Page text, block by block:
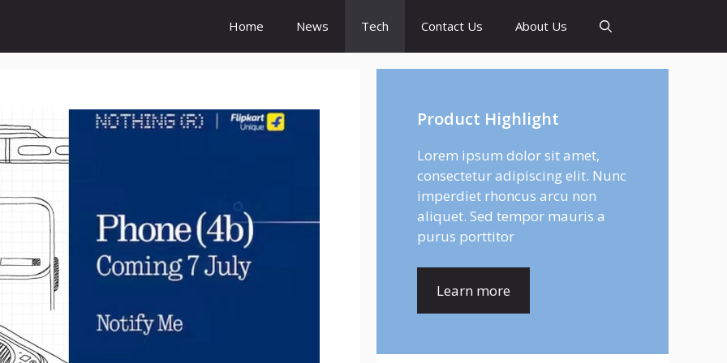
Home News Tech Contact Us About Us
Product Highlight
Lorem ipsum dolor sit amet,
consectetur adipiscing elit. Nunc
imperdiet rhoncus arcu non
aliquet. Sed tempor mauris a
purus porttitor
Learn more